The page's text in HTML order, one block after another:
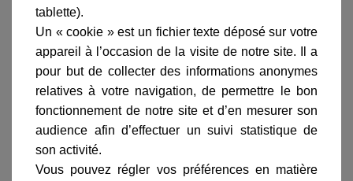
Ajouter au panier
marque
tablette).
Un « cookie » est un fichier texte déposé sur votre
appareil à l’occasion de la visite de notre site. Il a
pour but de collecter des informations anonymes
relatives à votre navigation, de permettre le bon
fonctionnement de notre site et d’en mesurer son
audience afin d’effectuer un suivi statistique de
son activité.
Vous pouvez régler vos préférences en matière